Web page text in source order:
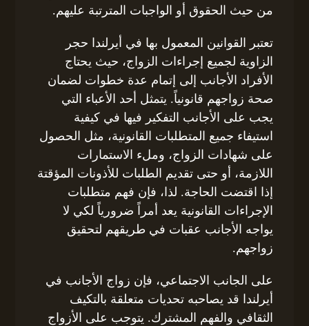
من حيث الحقوق أو الواجبات المترتبة عليهم.
تعتبر القوانين المعمول بها في أيرلندا حجر
الزاوية لجميع إجراءات الزواج، حيث يحتاج
الأفراد الأجانب إلى إتمام عدة خطوات لضمان
صحة زواجهم قانونياً. يتمثل أحد الأعباء التي
يجب على الأجانب التفكير فيها في كيفية
استيفاء جميع المتطلبات القانونية، مثل الحصول
على شهادات الزواج، وملء الاستمارات
اللازمة، أو حتى تقديم الطلبات للأذونات المؤقتة
إذا اقتضت الحاجة. لذا، فإن فهم متطلبات
الإجراءات القانونية يعد أمراً ضرورياً لكي لا
يواجه الأجانب عقبات في طريقهم لتحقيق
زواجهم.
على الجانب الاجتماعي، فإن زواج الأجانب في
أيرلندا قد يصاحبه تحديات متعلقة بالتكيف
الثقافي والفهم المشترك. يتوجب على الأزواج